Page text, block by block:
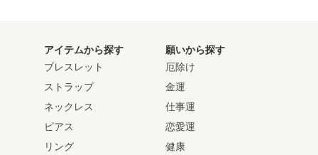
アイテムから探す
ブレスレット
ストラップ
ネックレス
ピアス
リング
願いから探す
厄除け
金運
仕事運
恋愛運
健康